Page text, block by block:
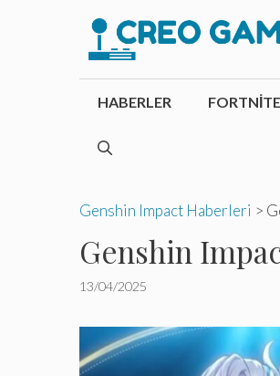
HABERLER FORTNITE
Genshin Impact Haberleri >
Genshin
13/04/2025